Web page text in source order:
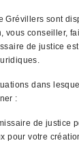
Grévillers sont
vous conseiller,
de justice
dans
:
de justice
pour votre